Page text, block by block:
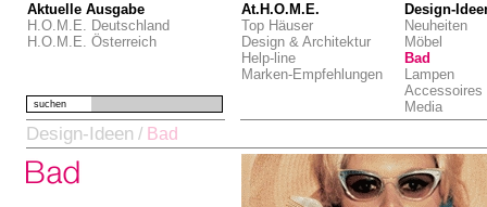
Aktuelle Ausgabe
H.O.M.E. Deutschland
H.O.M.E. Österreich
At.H.O.M.E.
Top Häuser
Design & Architektur
Help-line
Marken-Empfehlungen
Design-
Neuheiten
Möbel
Bad
Lampen
Accessoires
Media
suchen
Design-Ideen / Bad